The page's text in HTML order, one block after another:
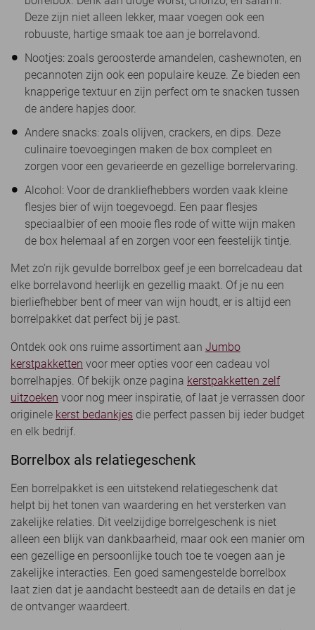
Deze zijn niet alleen lekker, maar voegen ook een
robuuste, hartige smaak toe aan je borrelavond.
Nootjes: zoals geroosterde amandelen, cashewnoten, en
pecannoten zijn ook een populaire keuze. Ze bieden een
knapperige textuur en zijn perfect om te snacken tussen
de andere hapjes door.
Andere snacks: zoals olijven, crackers, en dips. Deze
culinaire toevoegingen maken de box compleet en
zorgen voor een gevarieerde en gezellige borrelervaring.
Alcohol: Voor de drankliefhebbers worden vaak kleine
flesjes bier of wijn toegevoegd. Een paar flesjes
speciaalbier of een mooie fles rode of witte wijn maken
de box helemaal af en zorgen voor een feestelijk tintje.
Met zo'n rijk gevulde borrelbox geef je een borrelcadeau dat
elke borrelavond heerlijk en gezellig maakt. Of je nu een
bierliefhebber bent of meer van wijn houdt, er is altijd een
borrelpakket dat perfect bij je past.
Ontdek ook ons ruime assortiment aan Jumbo
kerstpakketten voor meer opties voor een cadeau vol
borrelhapjes. Of bekijk onze pagina kerstpakketten zelf
uitzoeken voor nog meer inspiratie, of laat je verrassen door
originele kerst bedankjes die perfect passen bij ieder budget
en elk bedrijf.
Borrelbox als relatiegeschenk
Een borrelpakket is een uitstekend relatiegeschenk dat
helpt bij het tonen van waardering en het versterken van
zakelijke relaties. Dit veelzijdige borrelgeschenk is niet
alleen een blijk van dankbaarheid, maar ook een manier om
een gezellige en persoonlijke touch toe te voegen aan je
zakelijke interacties. Een goed samengestelde borrelbox
laat zien dat je aandacht besteedt aan de details en dat je
de ontvanger waardeert.